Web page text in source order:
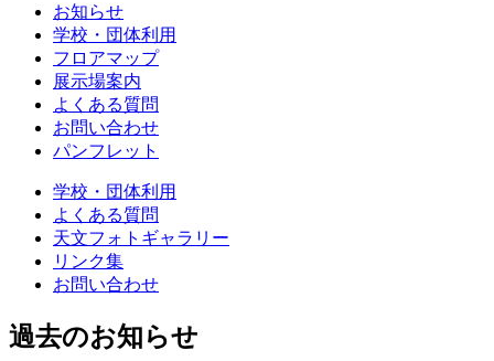
お知らせ
学校・団体利用
フロアマップ
展示場案内
よくある質問
お問い合わせ
パンフレット
学校・団体利用
よくある質問
天文フォトギャラリー
リンク集
お問い合わせ
過去のお知らせ